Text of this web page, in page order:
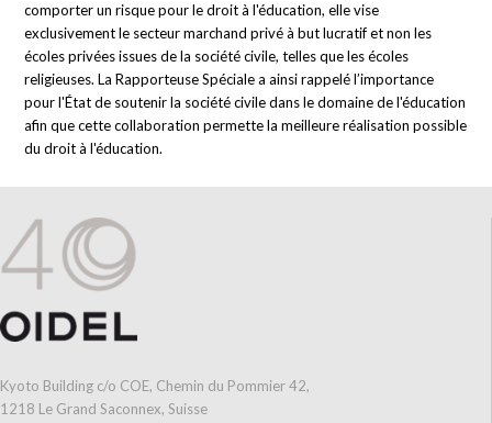
comporter un risque pour le droit à l'éducation, elle vise
exclusivement le secteur marchand privé à but lucratif et non les
écoles privées issues de la société civile, telles que les écoles
religieuses. La Rapporteuse Spéciale a ainsi rappelé l’importance
pour l'État de soutenir la société civile dans le domaine de l'éducation
afin que cette collaboration permette la meilleure réalisation possible
du droit à l'éducation.
Kyoto Building c/o COE, Chemin du Pommier 42,
1218 Le Grand Saconnex, Suisse